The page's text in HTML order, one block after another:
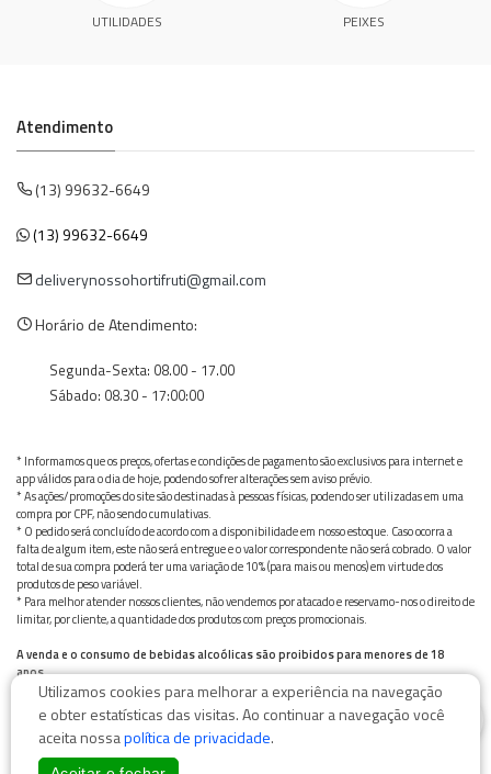
UTILIDADES PEIXES
Atendimento
(13) 99632-6649
(13) 99632-6649
deliverynossohortifruti@gmail.com
Horário de Atendimento:
Segunda-Sexta: 08.00 - 17.00
Sábado: 08.30 - 17:00:00
* Informamos que os preços, ofertas e condições de pagamento são exclusivos para internet e
app válidos para o dia de hoje, podendo sofrer alterações sem aviso prévio.
* As ações/promoções do site são destinadas à pessoas físicas, podendo ser utilizadas em uma
compra por CPF, não sendo cumulativas.
* O pedido será concluído de acordo com a disponibilidade em nosso estoque. Caso ocorra a
falta de algum item, este não será entregue e o valor correspondente não será cobrado. O valor
total de sua compra poderá ter uma variação de 10% (para mais ou menos) em virtude dos
produtos de peso variável.
* Para melhor atender nossos clientes, não vendemos por atacado e reservamo-nos o direito de
limitar, por cliente, a quantidade dos produtos com preços promocionais.
A venda e o consumo de bebidas alcoólicas são proibidos para menores de 18
anos.
Bebida alcoólica pode causar dependência química e, em excesso, provoca graves males à saúde.
Beba com moderação
Utilizamos cookies para melhorar a experiência na navegação
e obter estatísticas das visitas. Ao continuar a navegação você
aceita nossapolítica de privacidade.